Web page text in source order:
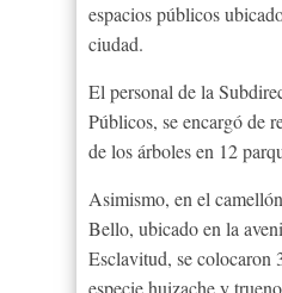
espacios públicos
ciudad.
El personal de la
Públicos, se encargó de
de los árboles en 12
Asimismo, en el
Bello, ubicado en la
Esclavitud, se colocaron
especie huizache y